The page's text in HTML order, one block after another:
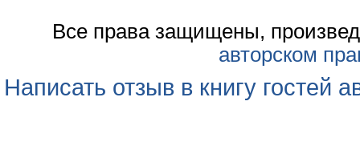
Все права защищены,
авторском
Написать отзыв в книгу гостей